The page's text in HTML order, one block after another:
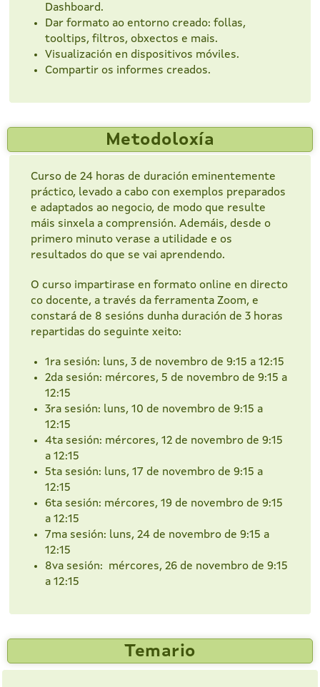
Dashboard.
Dar formato ao entorno creado: follas,
tooltips, filtros, obxectos e mais.
Visualización en dispositivos móviles.
Compartir os informes creados.
Metodoloxía
Curso de 24 horas de duración eminentemente
práctico, levado a cabo con exemplos preparados
e adaptados ao negocio, de modo que resulte
máis sinxela a comprensión. Ademáis, desde o
primero minuto verase a utilidade e os
resultados do que se vai aprendendo.
O curso impartirase en formato online en directo
co docente, a través da ferramenta Zoom, e
constará de 8 sesións dunha duración de 3 horas
repartidas do seguinte xeito:
1ra sesión: luns, 3 de novembro de 9:15 a 12:15
2da sesión: mércores, 5 de novembro de 9:15 a
12:15
3ra sesión: luns, 10 de novembro de 9:15 a
12:15
4ta sesión: mércores, 12 de novembro de 9:15
a 12:15
5ta sesión: luns, 17 de novembro de 9:15 a
12:15
6ta sesión: mércores, 19 de novembro de 9:15
a 12:15
7ma sesión: luns, 24 de novembro de 9:15 a
12:15
8va sesión: mércores, 26 de novembro de 9:15
a 12:15
Temario